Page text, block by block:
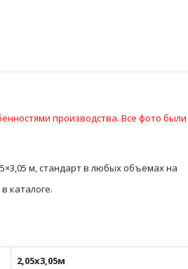
производства. Все фото были
м, стандарт в любых объемах на
каталоге.
2,05х3,05м